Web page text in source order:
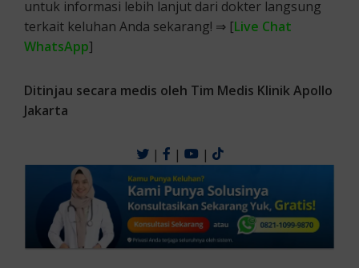
untuk informasi lebih lanjut dari dokter langsung
terkait keluhan Anda sekarang! ⇒ [Live Chat
WhatsApp]
Ditinjau secara medis oleh Tim Medis Klinik Apollo
Jakarta
| | |